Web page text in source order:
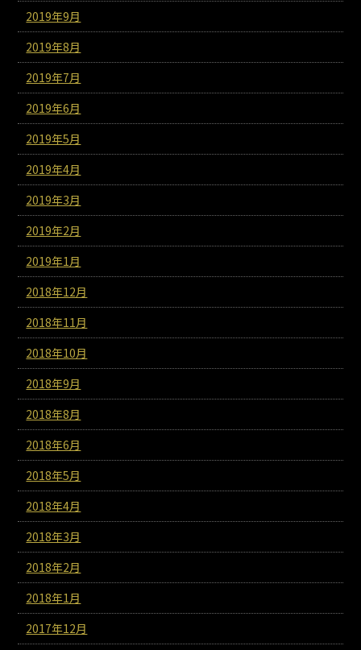
2019年9月
2019年8月
2019年7月
2019年6月
2019年5月
2019年4月
2019年3月
2019年2月
2019年1月
2018年12月
2018年11月
2018年10月
2018年9月
2018年8月
2018年6月
2018年5月
2018年4月
2018年3月
2018年2月
2018年1月
2017年12月